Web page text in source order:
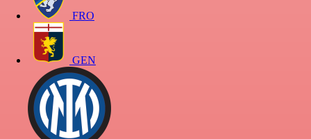
FRO
GEN